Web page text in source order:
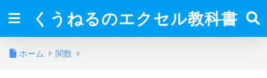
くうねるのエクセル教科書
ホーム 関数